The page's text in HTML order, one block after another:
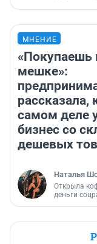
МНЕНИЕ
«Покупаешь
мешке»:
рассказала,
самом деле
бизнес со
дешевых
Наталья
Открыла
деньги